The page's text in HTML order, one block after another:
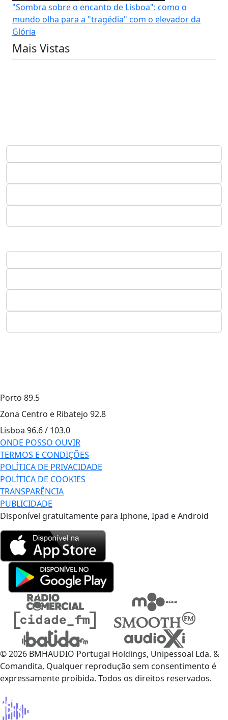
"Sombra sobre o encanto de Lisboa": como o
mundo olha para a "tragédia" com o elevador da
Glória
Mais Vistas
Porto 89.5
Zona Centro e Ribatejo 92.8
Lisboa 96.6 / 103.0
ONDE POSSO OUVIR
TERMOS E CONDIÇÕES
POLÍTICA DE PRIVACIDADE
POLÍTICA DE COOKIES
TRANSPARÊNCIA
PUBLICIDADE
Disponível gratuitamente para Iphone, Ipad e Android
© 2026 BMHAUDIO Portugal Holdings, Unipessoal Lda. &
Comandita, Qualquer reprodução sem consentimento é
expressamente proibida. Todos os direitos reservados.